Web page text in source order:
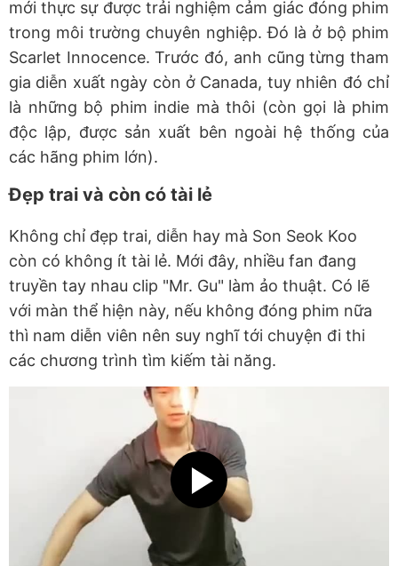
mới thực sự được trải nghiệm cảm giác đóng phim
trong môi trường chuyên nghiệp. Đó là ở bộ phim
Scarlet Innocence. Trước đó, anh cũng từng tham
gia diễn xuất ngày còn ở Canada, tuy nhiên đó chỉ
là những bộ phim indie mà thôi (còn gọi là phim
độc lập, được sản xuất bên ngoài hệ thống của
các hãng phim lớn).
Đẹp trai và còn có tài lẻ
Không chỉ đẹp trai, diễn hay mà Son Seok Koo
còn có không ít tài lẻ. Mới đây, nhiều fan đang
truyền tay nhau clip "Mr. Gu" làm ảo thuật. Có lẽ
với màn thể hiện này, nếu không đóng phim nữa
thì nam diễn viên nên suy nghĩ tới chuyện đi thi
các chương trình tìm kiếm tài năng.